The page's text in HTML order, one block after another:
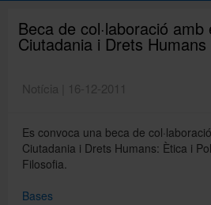
Recerca i
Mobilitat
Beca de col·laboració
Ciutadania i Drets Humans
Notícia | 16-12-2011
Es convoca una beca de
Ciutadania i Drets Humans: Ètica i
Filosofia.
Bases